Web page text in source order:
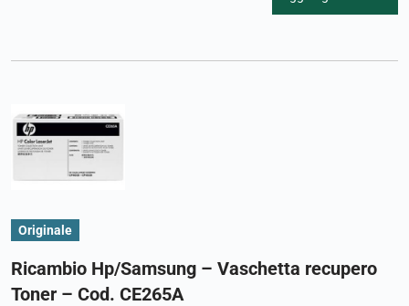
Originale
Ricambio Hp/Samsung – Vaschetta recupero
Toner – Cod. CE265A